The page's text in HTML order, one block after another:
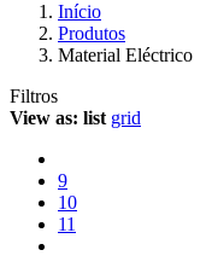
Início
Produtos
Material Eléctrico
Filtros
View as: list grid
9
10
11